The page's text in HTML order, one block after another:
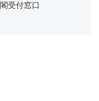
受付窓口